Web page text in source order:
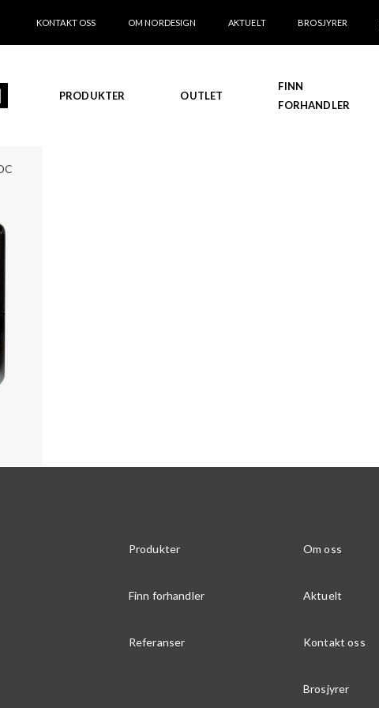
KONTAKT OSS OM NORDESIGN AKTUELT BROSJYRER
PRODUKTER OUTLET
FINN
FORHANDLER
Produkter Om oss
Finn forhandler Aktuelt
Referanser Kontakt oss
Brosjyrer